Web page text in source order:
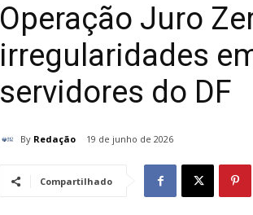
Operação Juro
irregularidades
servidores do DF
By Redação 19 de junho de 2026
Compartilhado